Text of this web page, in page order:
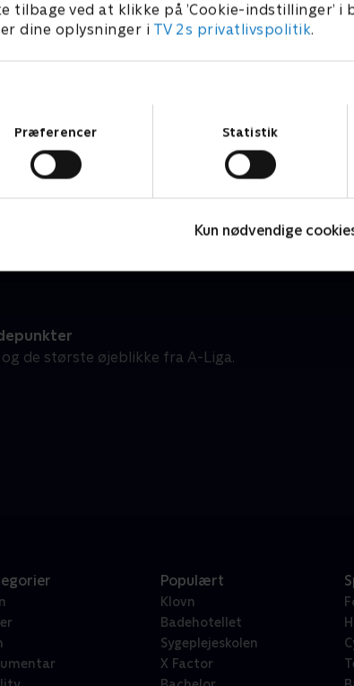
ved at klikke på ’Cookie-indstillinger’ i
dine oplysninger i TV 2s privatlivspolitik.
Præferencer Statistik
Kun nødvendige
de største øjeblikke fra A-Liga.
Populært
Klovn
Badehotellet
Sygeplejeskolen
X Factor